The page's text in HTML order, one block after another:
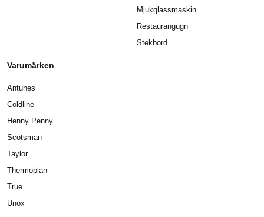
Mjukglassmaskin
Restaurangugn
Stekbord
Varumärken
Antunes
Coldline
Henny Penny
Scotsman
Taylor
Thermoplan
True
Unox